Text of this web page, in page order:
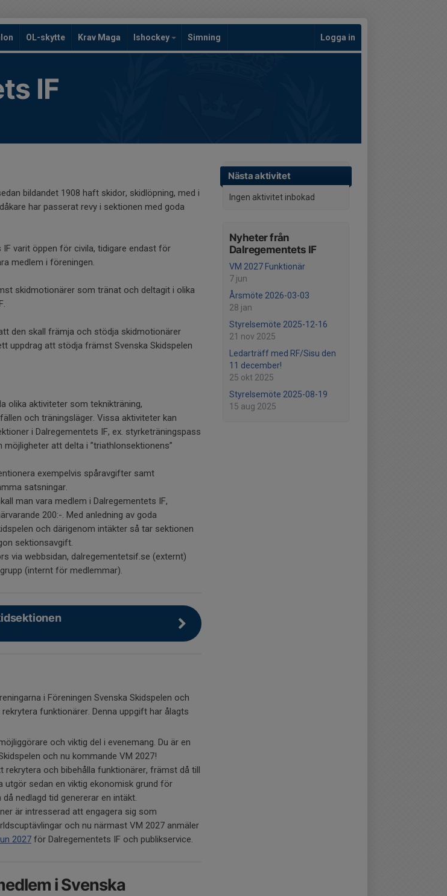
OL-skytte Krav Maga Ishockey Simning Logga in
IF
Nästa aktivitet
Ingen aktivitet inbokad
Nyheter från
Dalregementets IF
VM 2027 Funktionär
7 jun
Årsmöte 2026-03-03
28 jan
Styrelsemöte 2025-12-16
21 nov 2025
Ledarträff med RF/Sisu den
11 december!
25 okt 2025
Styrelsemöte 2025-08-19
15 aug 2025
bildandet 1908 haft skidor, skidlöpning, med i
har passerat revy i sektionen med goda
IF varit öppen för civila, tidigare endast för
medlem i föreningen.
skidmotionärer som tränat och deltagit i olika
den skall främja och stödja skidmotionärer
uppdrag att stödja främst Svenska Skidspelen
olika aktiviteter som teknikträning,
och träningsläger. Vissa aktiviteter kan
i Dalregementets IF, ex. styrketräningspass
att delta i ”triathlonsektionens”
exempelvis spåravgifter samt
satsningar.
man vara medlem i Dalregementets IF,
200:-. Med anledning av goda
och därigenom intäkter så tar sektionen
sektionsavgift.
via webbsidan, dalregementetsif.se (externt)
(internt för medlemmar).
i Föreningen Svenska Skidspelen och
funktionärer. Denna uppgift har ålagts
och viktig del i evenemang. Du är en
och nu kommande VM 2027!
rekrytera och bibehålla funktionärer, främst då till
utgör sedan en viktig ekonomisk grund för
nedlagd tid genererar en intäkt.
är intresserad att engagera sig som
och nu närmast VM 2027 anmäler
2027 för Dalregementets IF och publikservice.
i Svenska